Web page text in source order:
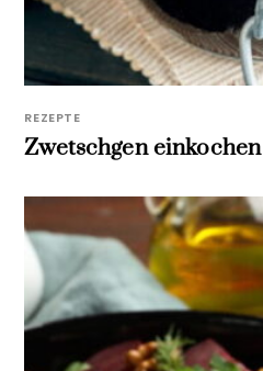
REZEPTE
Zwetschgen einkochen